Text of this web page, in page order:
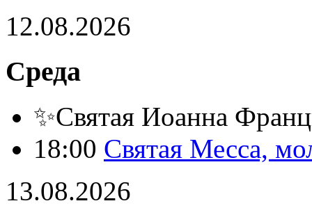
12.08.2026
Среда
✨Святая Иоанна
18:00 Святая Месса,
13.08.2026